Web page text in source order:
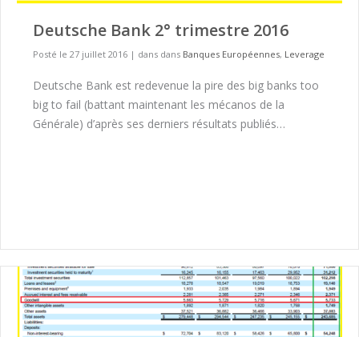
Deutsche Bank 2° trimestre 2016
Posté le 27 juillet 2016 | dans dans Banques Européennes, Leverage
Deutsche Bank est redevenue la pire des big banks too
big to fail (battant maintenant les mécanos de la
Générale) d’après ses derniers résultats publiés…